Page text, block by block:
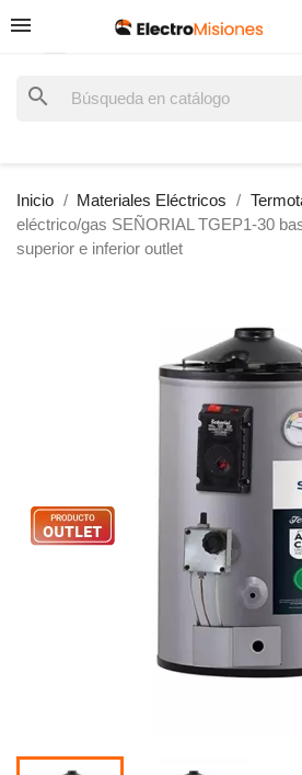
search
Inicio Materiales Eléctricos
eléctrico/gas SEÑORIAL TGEP1-30
superior e inferior outlet